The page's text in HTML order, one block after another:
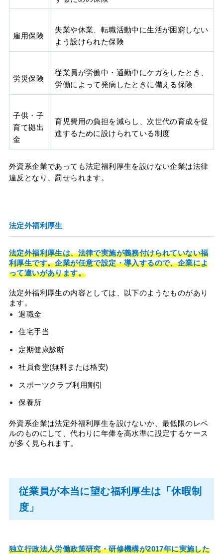
雇用保険
失業や休業、転職活動中に生活が困窮しない
よう設けられた保険
労災保険
従業員が労働中・通勤中にケガをしたとき、
労働によって発病したときに備える保険
子供・子
育て拠出
金
育児費用の負担を減らし、次世代の育成を促
進するために設けられている制度
外資系企業であっても法定福利厚生を設けない企業は法律
違反となり、罰せられます。
法定外福利厚生
法定外福利厚生は、法律で実施が義務付けられていない福
利厚生です。企業が任意で設定・導入するので、企業によ
って違いがあります。
法定外福利厚生の内容としては、以下のようなものがあり
ます。
退職金
住宅手当
定期健康診断
社員食堂(無料または格安)
スポーツクラブ利用割引
保養所
外資系企業は法定外福利厚生を設けないか、最低限のレベ
ルのものにして、代わりに年俸を高水準に設定するケース
が多く見られます。
従業員が本当に望む福利厚生は「休暇制
度」
独立行政法人労働政策研究・研修機構が2017年に実施した